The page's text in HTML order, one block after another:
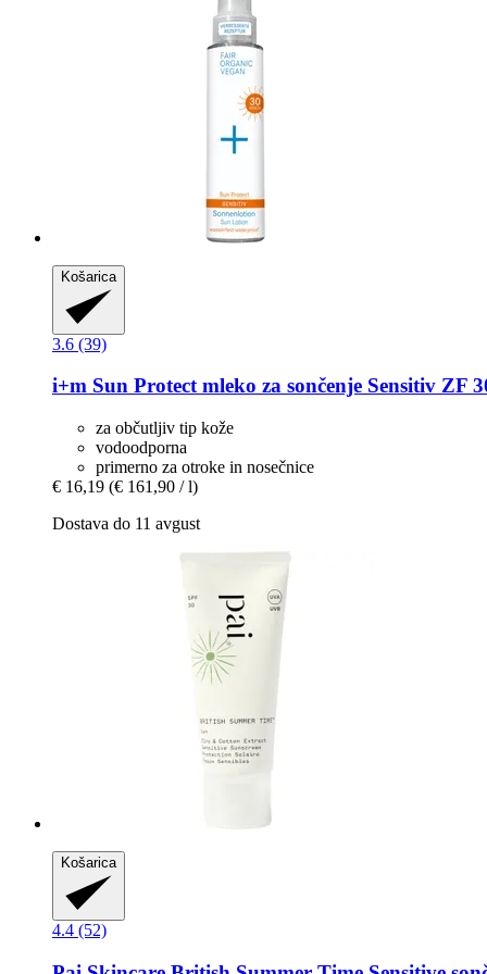
Košarica
3.6 (39)
i+m Sun Protect mleko za sončenje Sensitiv ZF
za občutljiv tip kože
vodoodporna
primerno za otroke in nosečnice
€ 16,19 (€ 161,90 / l)
Dostava do 11 avgust
Košarica
4.4 (52)